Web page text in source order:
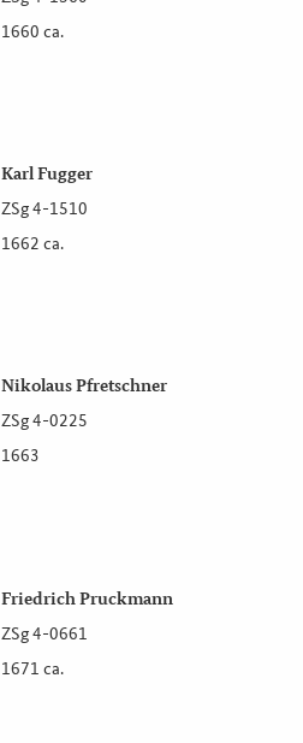
1660 ca.
Karl Fugger
ZSg 4-1510
1662 ca.
Nikolaus Pfretschner
ZSg 4-0225
1663
Friedrich Pruckmann
ZSg 4-0661
1671 ca.